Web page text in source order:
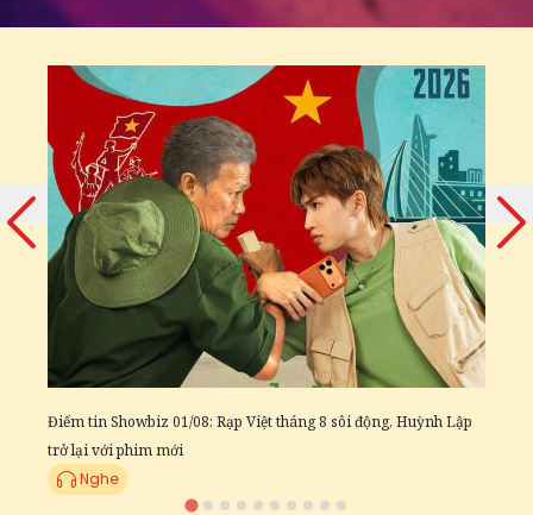
Điểm tin Showbiz 01/08: Rạp Việt tháng 8 sôi động, Huỳnh Lập
trở lại với phim mới
Nghe